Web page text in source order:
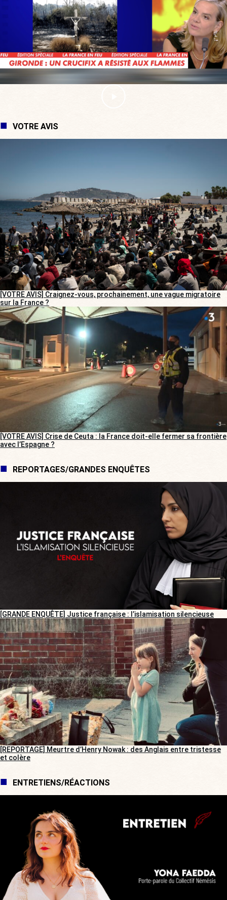
VOTRE AVIS
[VOTRE AVIS] Craignez-vous, prochainement, une vague migratoire
sur la France ?
[VOTRE AVIS] Crise de Ceuta : la France doit-elle fermer sa frontière
avec l’Espagne ?
REPORTAGES/GRANDES ENQUÊTES
[GRANDE ENQUÊTE] Justice française : l’islamisation silencieuse
[REPORTAGE] Meurtre d’Henry Nowak : des Anglais entre tristesse
et colère
ENTRETIENS/RÉACTIONS